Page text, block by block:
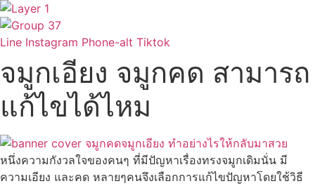
Skip
to
content
Line Instagram Phone-alt Tiktok
จมูกเอียง จมูกคด สามารถ
แก้ไขได้ไหม
หนึ่งความกังวลใจของคนๆ ที่มีปัญหาเรื่องทรงจมูกเดิมนั่น มี
ความเอียง และคด หลายๆคนจึงเลือกการแก้ไขปัญหาโดยใช้วิธี